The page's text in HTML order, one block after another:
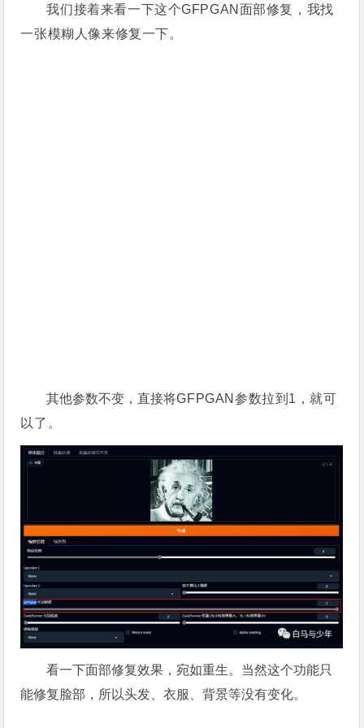
我们接着来看一下这个GFPGAN面部修复，我找
一张模糊人像来修复一下。
其他参数不变，直接将GFPGAN参数拉到1，就可
以了。
看一下面部修复效果，宛如重生。当然这个功能只
能修复脸部，所以头发、衣服、背景等没有变化。